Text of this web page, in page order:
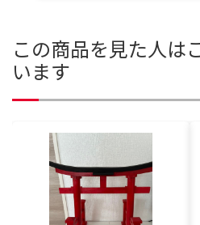
この商品を見た人は
います